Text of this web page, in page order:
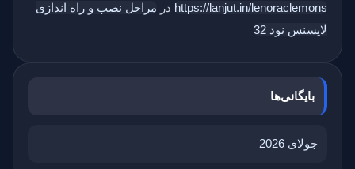
https://lanjut.in/lenoraclemons در مراحل نصب و راه اندازی
لایسنس نود 32
بایگانی‌ها
جولای 2026